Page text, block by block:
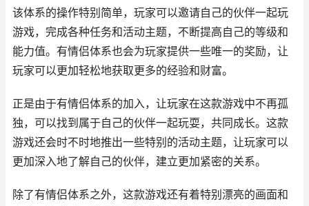
该体系的操作特别简单，玩家可以邀请自己的伙伴一起玩
游戏，完成各种任务和活动主题，不断提高自己的等级和
能力值。有情侣体系也会为玩家提供一些唯一的奖励，让
玩家可以更加轻松地获取更多的经验和财富。
正是由于有情侣体系的加入，让玩家在这款游戏中不再孤
独，可以找到属于自己的伙伴一起玩耍，共同成长。这款
游戏还会时不时地推出一些特别的活动主题，让玩家可以
更加深入地了解自己的伙伴，建立更加紧密的关系。
除了有情侣体系之外，这款游戏还有着特别漂亮的画面和